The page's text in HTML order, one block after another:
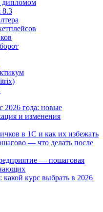
дипломом
8.3
2026 года: новые
и изменения
в 1С и как их избежать
— что делать после
— пошаговая
курс выбрать в 2026